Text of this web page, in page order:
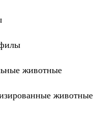
животные
животные